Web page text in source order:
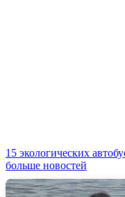
15 экологических
больше новостей